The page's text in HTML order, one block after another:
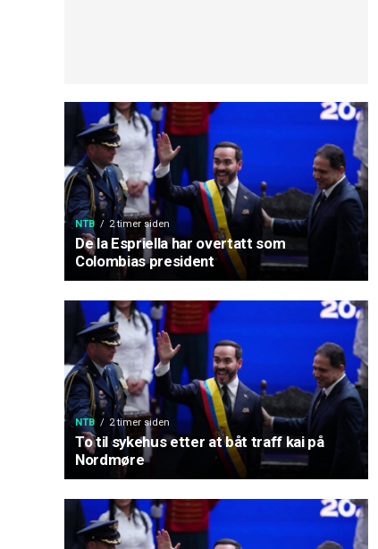
NTB 2 timer siden
De la Espriella har overtatt som
Colombias president
NTB 2 timer siden
To til sykehus etter at båt traff kai på
Nordmøre